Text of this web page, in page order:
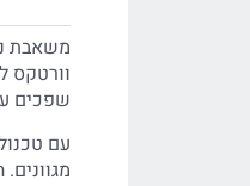
וורטקס
שפכים
עם